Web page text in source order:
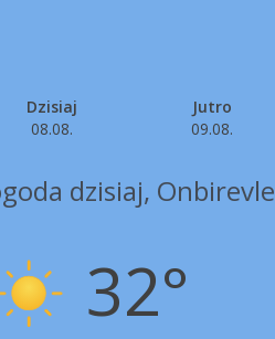
Dzisiaj
08.08.
Jutro
09.08.
dzisiaj,
32°